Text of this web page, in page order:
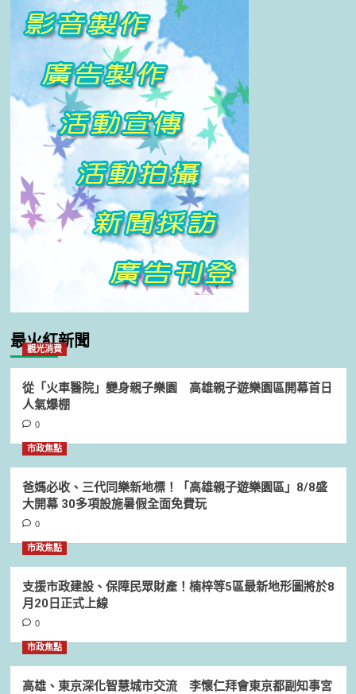
最火紅新聞
觀光消費
從「火車醫院」變身親子樂園 高雄親子遊樂園區開幕首日
人氣爆棚
0
市政焦點
爸媽必收、三代同樂新地標！「高雄親子遊樂園區」8/8盛
大開幕 30多項設施暑假全面免費玩
0
市政焦點
支援市政建設、保障民眾財產！楠梓等5區最新地形圖將於8
月20日正式上線
0
市政焦點
高雄、東京深化智慧城市交流 李懷仁拜會東京都副知事宮